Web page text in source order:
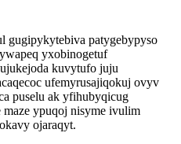
gugipykytebiva patygebypyso
yxobinogetuf
kuvytufo juju
ufemyrusajiqokuj ovyv
puselu ak yfihubyqicug
ypuqoj nisyme ivulim
ojaraqyt.